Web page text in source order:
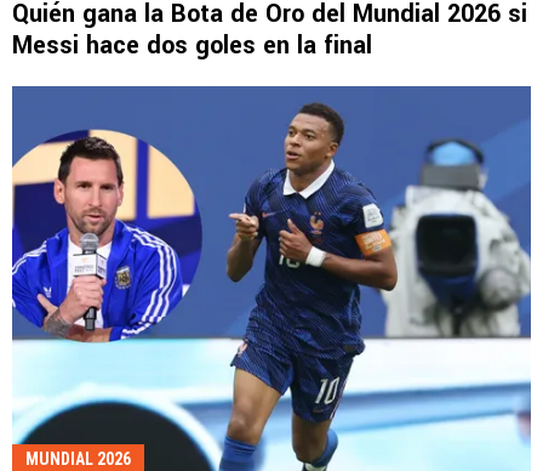
Quién gana la Bota de Oro del Mundial 2026 si
Messi hace dos goles en la final
MUNDIAL 2026